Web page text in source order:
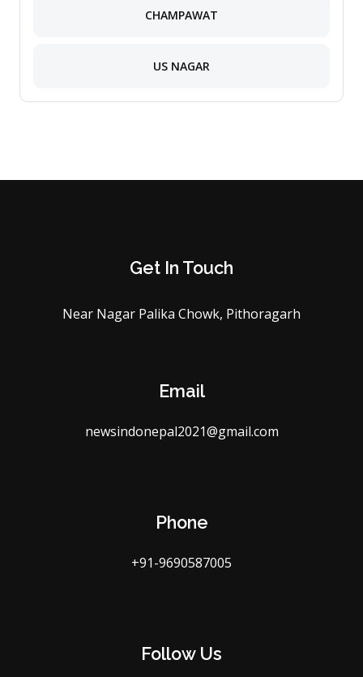
CHAMPAWAT
US NAGAR
Get In Touch
Near Nagar Palika Chowk, Pithoragarh
Email
newsindonepal2021@gmail.com
Phone
+91-9690587005
Follow Us